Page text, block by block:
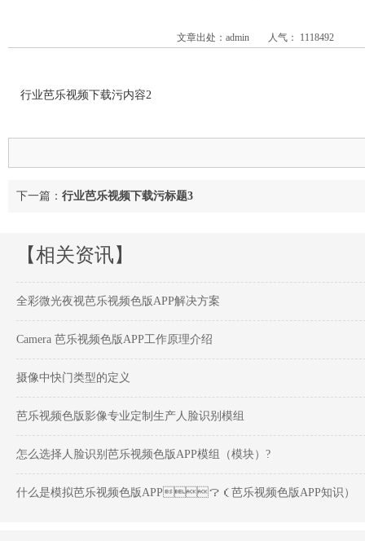
文章出处：admin 人气： 1118492
行业芭乐视频下载污内容2
下一篇： 行业芭乐视频下载污标题3
【相关资讯】
全彩微光夜视芭乐视频色版APP解决方案
Camera 芭乐视频色版APP工作原理介绍
摄像中快门类型的定义
芭乐视频色版影像专业定制生产人脸识别模组
怎么选择人脸识别芭乐视频色版APP模组（模块）?
什么是模拟芭乐视频色版APP？（芭乐视频色版APP知识）